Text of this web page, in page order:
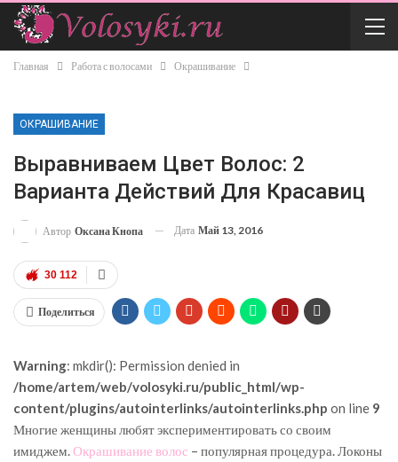
Главная Работа с волосами Окрашивание
ОКРАШИВАНИЕ
Выравниваем Цвет Волос: 2
Варианта Действий Для Красавиц
Автор Оксана Кнопа Дата Май 13, 2016
30 112
Поделиться
Warning: mkdir(): Permission denied in
/home/artem/web/volosyki.ru/public_html/wp-
content/plugins/autointerlinks/autointerlinks.php on line 9
Многие женщины любят экспериментировать со своим
имиджем.Окрашивание волос – популярная процедура. Локоны